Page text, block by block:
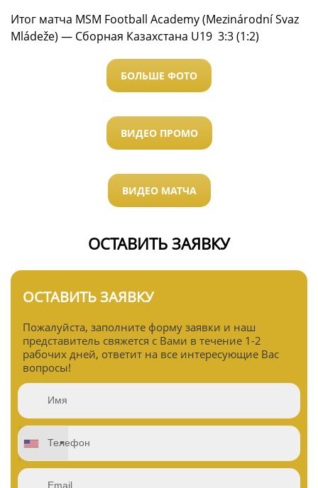
Итог матча MSM Football Academy (Mezinárodní Svaz
Mládeže) — Сборная Казахстана U19 3:3 (1:2)
БОЛЬШЕ ФОТО
ВИДЕО ПРОМО
ВИДЕО МАТЧА
ОСТАВИТЬ ЗАЯВКУ
ОСТАВИТЬ ЗАЯВКУ
Пожалуйста, заполните форму заявки и наш
представитель свяжется с Вами в течение 1-2
рабочих дней, ответит на все интересующие Вас
вопросы!